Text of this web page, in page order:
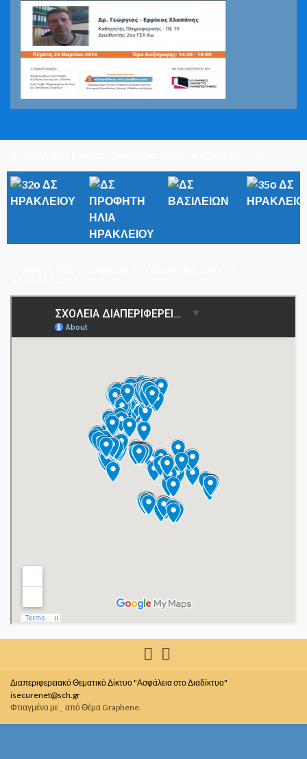
Διαπεριφερειακό Θεματικό Δίκτυο "Ασφάλεια στο Διαδίκτυο"
isecurenet@sch.gr
Φτιαγμένο με
απόΘέμα Graphene.